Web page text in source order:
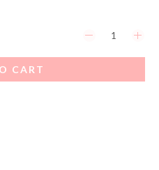
CART